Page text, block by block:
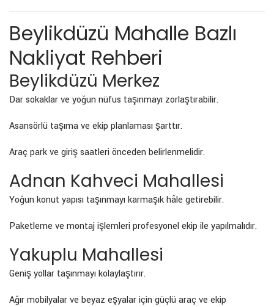
Beylikdüzü Mahalle Bazlı
Nakliyat Rehberi
Beylikdüzü Merkez
Dar sokaklar ve yoğun nüfus taşınmayı zorlaştırabilir.
Asansörlü taşıma ve ekip planlaması şarttır.
Araç park ve giriş saatleri önceden belirlenmelidir.
Adnan Kahveci Mahallesi
Yoğun konut yapısı taşınmayı karmaşık hâle getirebilir.
Paketleme ve montaj işlemleri profesyonel ekip ile yapılmalıdır.
Yakuplu Mahallesi
Geniş yollar taşınmayı kolaylaştırır.
Ağır mobilyalar ve beyaz eşyalar için güçlü araç ve ekip